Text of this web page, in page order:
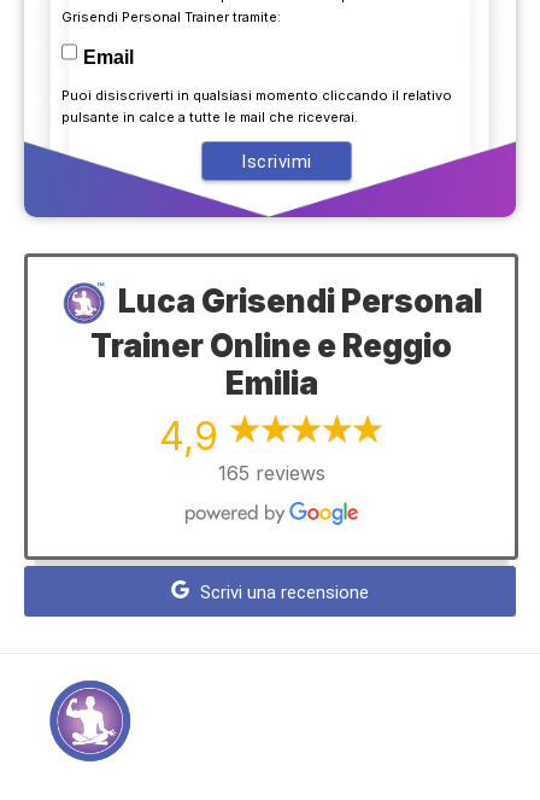
Grisendi Personal Trainer tramite:
Email
Puoi disiscriverti in qualsiasi momento cliccando il relativo
pulsante in calce a tutte le mail che riceverai.
Luca Grisendi Personal
Trainer Online e Reggio
Emilia
4,9
165 reviews
Scrivi una recensione